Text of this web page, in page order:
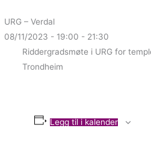
URG – Verdal
08/11/2023 - 19:00 - 21:30
Riddergradsmøte i URG for
Trondheim
Legg til i kalender